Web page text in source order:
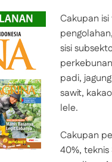
Cakupan
sisi
padi,
sawit,
lele.
Cakupan
40%,